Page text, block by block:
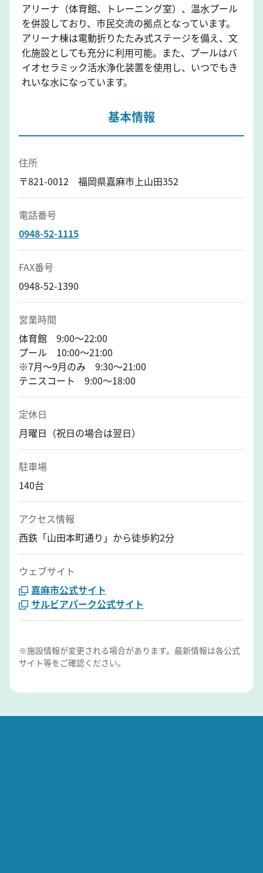
アリーナ（体育館、トレーニング室）、温水プール
を併設しており、市民交流の拠点となっています。
アリーナ棟は電動折りたたみ式ステージを備え、文
化施設としても充分に利用可能。また、プールはバ
イオセラミック活水浄化装置を使用し、いつでもき
れいな水になっています。
基本情報
住所
〒821-0012 福岡県嘉麻市上山田352
電話番号
0948-52-1115
FAX番号
0948-52-1390
営業時間
体育館 9:00～22:00
プール 10:00～21:00
※7月～9月のみ 9:30～21:00
テニスコート 9:00～18:00
定休日
月曜日（祝日の場合は翌日）
駐車場
140台
アクセス情報
西鉄「山田本町通り」から徒歩約2分
ウェブサイト
嘉麻市公式サイト
サルビアパーク公式サイト
※施設情報が変更される場合があります。最新情報は各公式
サイト等をご確認ください。